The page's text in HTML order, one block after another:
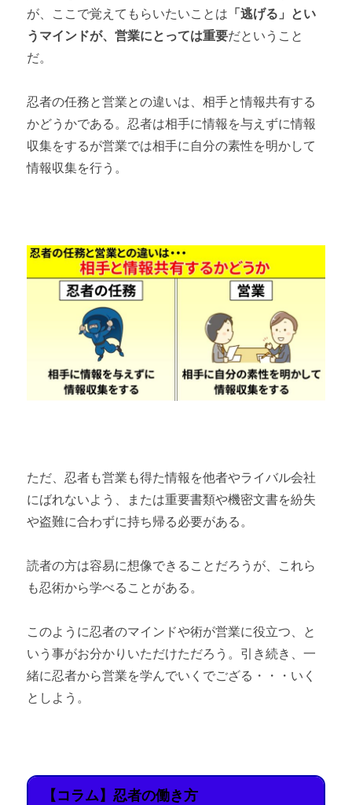
が、ここで覚えてもらいたいことは 「逃げる」とい
うマインドが、営業にとっては重要だということ
だ。
忍者の任務と営業との違いは、相手と情報共有する
かどうかである。忍者は相手に情報を与えずに情報
収集をするが営業では相手に自分の素性を明かして
情報収集を行う。
ただ、忍者も営業も得た情報を他者やライバル会社
にばれないよう、または重要書類や機密文書を紛失
や盗難に合わずに持ち帰る必要がある。
読者の方は容易に想像できることだろうが、これら
も忍術から学べることがある。
このように忍者のマインドや術が営業に役立つ、と
いう事がお分かりいただけただろう。引き続き、一
緒に忍者から営業を学んでいくでござる・・・いく
としよう。
【コラム】忍者の働き方